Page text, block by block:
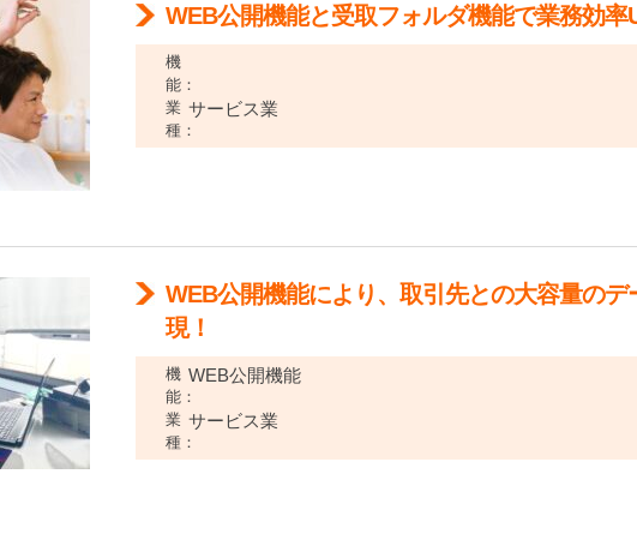
WEB公開機能と受取フォルダ機能で業務効率
機
能：
業
種：
サービス業
WEB公開機能により、取引先との大容量の
現！
機
能：
WEB公開機能
業
種：
サービス業